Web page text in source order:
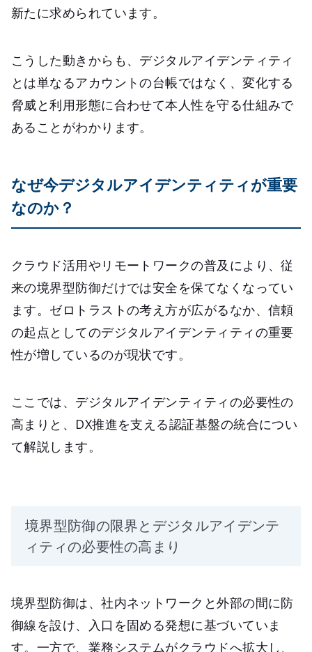
新たに求められています。
こうした動きからも、デジタルアイデンティティ
とは単なるアカウントの台帳ではなく、変化する
脅威と利用形態に合わせて本人性を守る仕組みで
あることがわかります。
なぜ今デジタルアイデンティティが重要
なのか？
クラウド活用やリモートワークの普及により、従
来の境界型防御だけでは安全を保てなくなってい
ます。ゼロトラストの考え方が広がるなか、信頼
の起点としてのデジタルアイデンティティの重要
性が増しているのが現状です。
ここでは、デジタルアイデンティティの必要性の
高まりと、DX推進を支える認証基盤の統合につい
て解説します。
境界型防御の限界とデジタルアイデンテ
ィティの必要性の高まり
境界型防御は、社内ネットワークと外部の間に防
御線を設け、入口を固める発想に基づいていま
す。一方で、業務システムがクラウドへ拡大し、